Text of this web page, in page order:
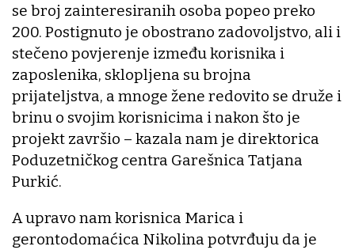
se broj zainteresiranih osoba popeo preko
200. Postignuto je obostrano zadovoljstvo, ali i
stečeno povjerenje između korisnika i
zaposlenika, sklopljena su brojna
prijateljstva, a mnoge žene redovito se druže i
brinu o svojim korisnicima i nakon što je
projekt završio – kazala nam je direktorica
Poduzetničkog centra Garešnica Tatjana
Purkić.
A upravo nam korisnica Marica i
gerontodomaćica Nikolina potvrđuju da je